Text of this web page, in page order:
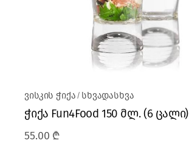
ვისკის ჭიქა სხვადასხვა
ჭიქა Fun4Food 150 მლ. (6 ცალი)
55.00 ₾